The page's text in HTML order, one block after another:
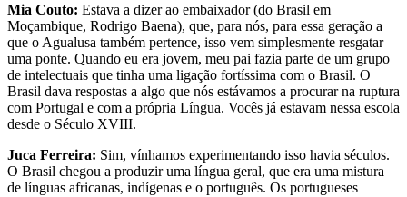
Mia Couto: Estava a dizer ao embaixador (do Brasil em
Moçambique, Rodrigo Baena), que, para nós, para essa geração a
que o Agualusa também pertence, isso vem simplesmente resgatar
uma ponte. Quando eu era jovem, meu pai fazia parte de um grupo
de intelectuais que tinha uma ligação fortíssima com o Brasil. O
Brasil dava respostas a algo que nós estávamos a procurar na ruptura
com Portugal e com a própria Língua. Vocês já estavam nessa escola
desde o Século XVIII.
Juca Ferreira: Sim, vínhamos experimentando isso havia séculos.
O Brasil chegou a produzir uma língua geral, que era uma mistura
de línguas africanas, indígenas e o português. Os portugueses